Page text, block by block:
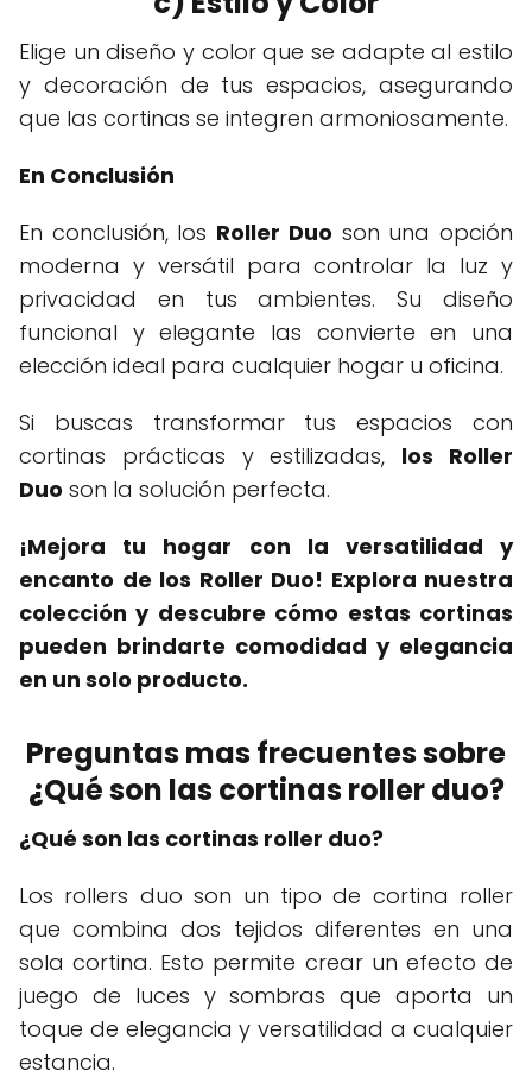
Elige un diseño y color que se adapte al estilo
y decoración de tus espacios, asegurando
que las cortinas se integren armoniosamente.
En Conclusión
En conclusión, los Roller Duo son una opción
moderna y versátil para controlar la luz y
privacidad en tus ambientes. Su diseño
funcional y elegante las convierte en una
elección ideal para cualquier hogar u oficina.
Si buscas transformar tus espacios con
cortinas prácticas y estilizadas, los Roller
Duo son la solución perfecta.
¡Mejora tu hogar con la versatilidad y
encanto de los Roller Duo! Explora nuestra
colección y descubre cómo estas cortinas
pueden brindarte comodidad y elegancia
en un solo producto.
Preguntas mas frecuentes sobre
¿Qué son las cortinas roller duo?
¿Qué son las cortinas roller duo?
Los rollers duo son un tipo de cortina roller
que combina dos tejidos diferentes en una
sola cortina. Esto permite crear un efecto de
juego de luces y sombras que aporta un
toque de elegancia y versatilidad a cualquier
estancia.